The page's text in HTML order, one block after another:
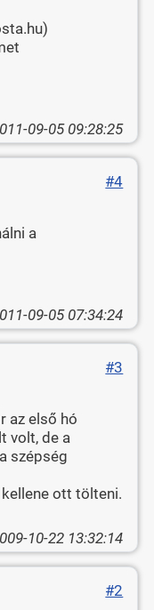
09-05 09:28:25
#4
a
09-05 07:34:24
#3
az első hó
volt, de a
szépség
ott tölteni.
10-22 13:32:14
#2